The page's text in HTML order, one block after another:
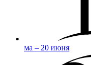
ма – 20 июня